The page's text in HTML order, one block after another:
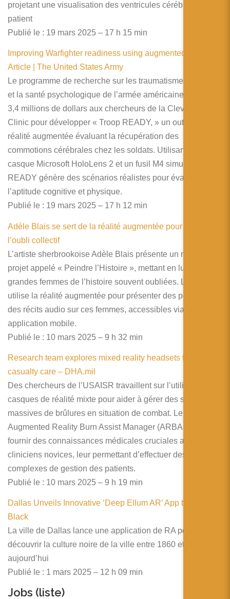
projetant une visualisation des ventricules cérébraux sur le
patient
Publié le : 19 mars 2025 – 17 h 15 min
Improving Warfighter readiness using augmented reality |
Article | The United States Army
Le programme de recherche sur les traumatismes crâniens
et la santé psychologique de l’armée américaine a accordé
3,4 millions de dollars aux chercheurs de la Cleveland
Clinic pour développer « Troop READY, » un outil de
réalité augmentée évaluant la récupération des
commotions cérébrales chez les soldats. Utilisant un
casque Microsoft HoloLens 2 et un fusil M4 simulé, Troop
READY génère des scénarios réalistes pour évaluer
l’aptitude cognitive et physique.
Publié le : 19 mars 2025 – 17 h 12 min
Adèle Blais se sert de la réalité augmentée pour contrer
l’oubli collectif
L’artiste sherbrookoise Adèle Blais présente un nouveau
projet appelé « Peindre l’Histoire », mettant en lumière 14
grandes femmes de l’histoire souvent oubliées. Le projet
utilise la réalité augmentée pour présenter des portraits et
des récits audio sur ces femmes, accessibles via une
application mobile.
Publié le : 10 mars 2025 – 9 h 32 min
Research team explores mixed reality headsets for burn
casualty care – DHA.mil
Des chercheurs de l’USAISR travaillent sur l’utilisation de
casques de réalité mixte pour aider à gérer des situations
massives de brûlures en situation de combat. Le système
Augmented Reality Burn Assist Manager (ARBAM) vise à
fournir des connaissances médicales cruciales aux
cliniciens novices, leur permettant d’effectuer des tâches
complexes de gestion des patients.
Publié le : 10 mars 2025 – 9 h 19 min
Dallas Unveils Innovative ‘Deep Ellum AR’ App to Explore
Black
La ville de Dallas lance une application de RA pour
découvrir la culture noire de la ville entre 1860 et
aujourd’hui
Publié le : 1 mars 2025 – 12 h 09 min
Jobs (liste)